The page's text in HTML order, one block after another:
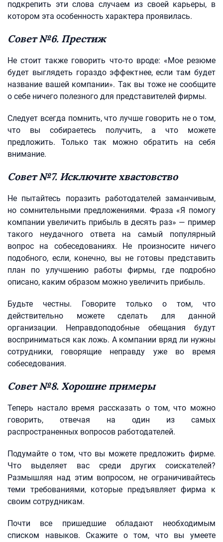
подкрепить эти слова случаем из своей карьеры, в
котором эта особенность характера проявилась.
Совет №6. Престиж
Не стоит также говорить что-то вроде: «Мое резюме
будет выглядеть гораздо эффектнее, если там будет
название вашей компании». Так вы тоже не сообщите
о себе ничего полезного для представителей фирмы.
Следует всегда помнить, что лучше говорить не о том,
что вы собираетесь получить, а что можете
предложить. Только так можно обратить на себя
внимание.
Совет №7. Исключите хвастовство
Не пытайтесь поразить работодателей заманчивым,
но сомнительными предложениями. Фраза «Я помогу
компании увеличить прибыль в десять раз» — пример
такого неудачного ответа на самый популярный
вопрос на собеседованиях. Не произносите ничего
подобного, если, конечно, вы не готовы представить
план по улучшению работы фирмы, где подробно
описано, каким образом можно увеличить прибыль.
Будьте честны. Говорите только о том, что
действительно можете сделать для данной
организации. Неправдоподобные обещания будут
восприниматься как ложь. А компании вряд ли нужны
сотрудники, говорящие неправду уже во время
собеседования.
Совет №8. Хорошие примеры
Теперь настало время рассказать о том, что можно
говорить, отвечая на один из самых
распространенных вопросов работодателей.
Подумайте о том, что вы можете предложить фирме.
Что выделяет вас среди других соискателей?
Размышляя над этим вопросом, не ограничивайтесь
теми требованиями, которые предъявляет фирма к
своим сотрудникам.
Почти все пришедшие обладают необходимым
списком навыков. Скажите о том, что вы умеете